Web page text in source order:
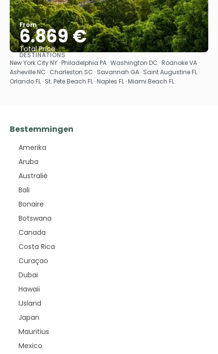
From
6.869 €
Total Price
See
DESTINATIONS
New York City NY · Philadelphia PA · Washington DC · Roanoke VA ·
Asheville NC · Charleston SC · Savannah GA · Saint Augustine FL ·
Orlando FL · St. Pete Beach FL · Naples FL · Miami Beach FL
Bestemmingen
Amerika
Aruba
Australië
Bali
Bonaire
Botswana
Canada
Costa Rica
Curaçao
Dubai
Hawaii
IJsland
Japan
Mauritius
Mexico